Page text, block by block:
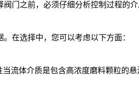
阀门之前，必须仔细分析控制过程的
。在选择中，您可以考虑以下方面：
体介质是包含高浓度磨料颗粒的悬